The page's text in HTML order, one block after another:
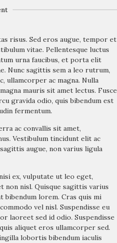
risus. Sed eros augue, tempor et
vitae. Pellentesque luctus
urna faucibus, et porta elit
Nunc sagittis sem a leo rutrum,
ullamcorper ac magna. Nulla
mauris sit amet lectus. Fusce
gravida odio, quis bibendum est
fermentum.
ac convallis sit amet,
Vestibulum tincidunt elit ac
augue, non varius ligula
ex, vulputate ut leo eget,
non nisl. Quisque sagittis varius
lorem. Cras quis mi
vel nisl. Suspendisse eu
laoreet sed id odio. Suspendisse
aliquet eros ullamcorper sed.
lobortis bibendum iaculis